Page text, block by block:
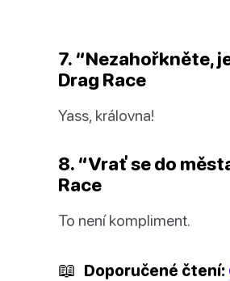
7. “Nezahořkněte,
Drag Race
Yass, královna!
8. “Vrať se do
Race
To není kompliment.
📖 Doporučené čtení: